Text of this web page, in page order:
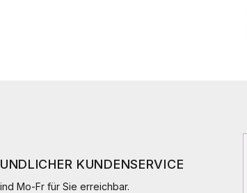
KUNDENSERVICE
Mo-Fr für Sie erreichbar.